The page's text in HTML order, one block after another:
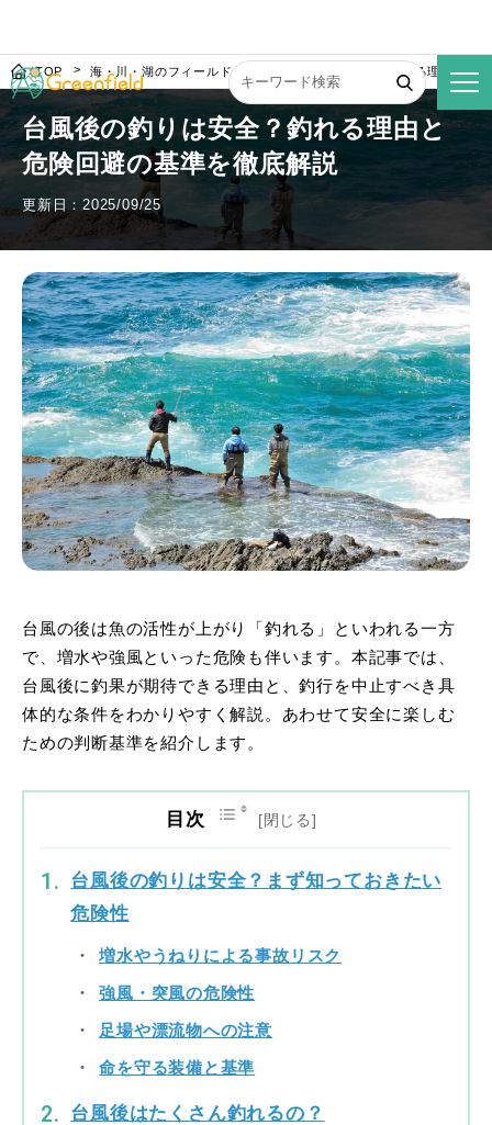
TOP 海・川・湖のフィールド 台風後の釣りは安全？釣れる理由と危
台風後の釣りは安全？釣れる理由と
危険回避の基準を徹底解説
更新日：2025/09/25
台風の後は魚の活性が上がり「釣れる」といわれる一方
で、増水や強風といった危険も伴います。本記事では、
台風後に釣果が期待できる理由と、釣行を中止すべき具
体的な条件をわかりやすく解説。あわせて安全に楽しむ
ための判断基準を紹介します。
目次
台風後の釣りは安全？まず知っておきたい
危険性
増水やうねりによる事故リスク
強風・突風の危険性
足場や漂流物への注意
命を守る装備と基準
台風後はたくさん釣れるの？